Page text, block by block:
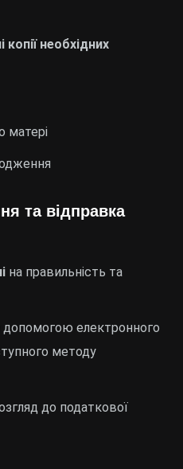
необхідних
матері
та відправка
на правильність та
допомогою електронного
методу
до податкової